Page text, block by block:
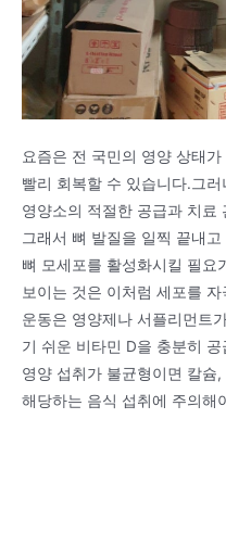
요즘은 전 국민의 영양 상태
빨리 회복할 수 있습니다.그
영양소의 적절한 공급과 치료
그래서 뼈 발질을 일찍 끝내
뼈 모세포를 활성화시킬 필요
보이는 것은 이처럼 세포를
운동은 영양제나 서플리먼트
기 쉬운 비타민 D을 충분히
영양 섭취가 불균형이면 칼슘
해당하는 음식 섭취에 주의해